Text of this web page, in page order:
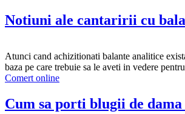
Notiuni ale cantaririi cu
Atunci cand achizitionati balante analitice
baza pe care trebuie sa le aveti in vedere
Comert online
Cum sa porti blugii de